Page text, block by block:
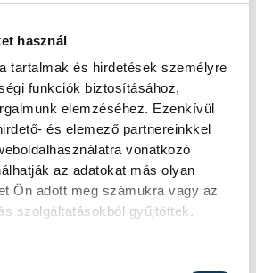
használ
tartalmak és hirdetések személyre
funkciók biztosításához,
elemzéséhez. Ezenkívül
és elemező partnereinkkel
vonatkozó
az adatokat más olyan
Ön adott meg számukra vagy az
szolgáltatásokból gyűjtöttek.